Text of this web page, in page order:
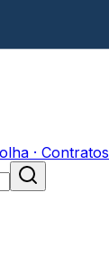
· Contratos